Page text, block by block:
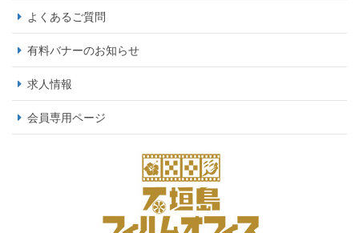
よくあるご質問
有料バナーのお知らせ
求人情報
会員専用ページ